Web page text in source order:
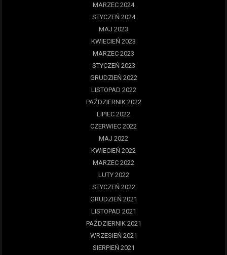
MARZEC 2024
STYCZEŃ 2024
MAJ 2023
KWIECIEŃ 2023
MARZEC 2023
STYCZEŃ 2023
GRUDZIEŃ 2022
LISTOPAD 2022
PAŹDZIERNIK 2022
LIPIEC 2022
CZERWIEC 2022
MAJ 2022
KWIECIEŃ 2022
MARZEC 2022
LUTY 2022
STYCZEŃ 2022
GRUDZIEŃ 2021
LISTOPAD 2021
PAŹDZIERNIK 2021
WRZESIEŃ 2021
SIERPIEŃ 2021